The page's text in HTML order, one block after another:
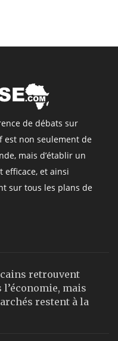
de débats sur
est non seulement de
mais d’établir un
efficace, et ainsi
sur tous les plans de
retrouvent
mais
restent à la